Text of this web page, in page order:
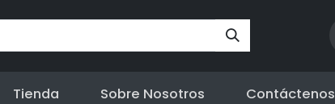
Tienda Sobre Nosotros Contáctenos